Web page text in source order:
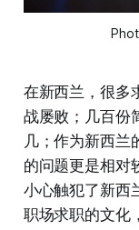
在新西兰，很多
战屡败；几百份
几；作为新西兰
的问题更是相对
小心触犯了新西
职场求职的文化